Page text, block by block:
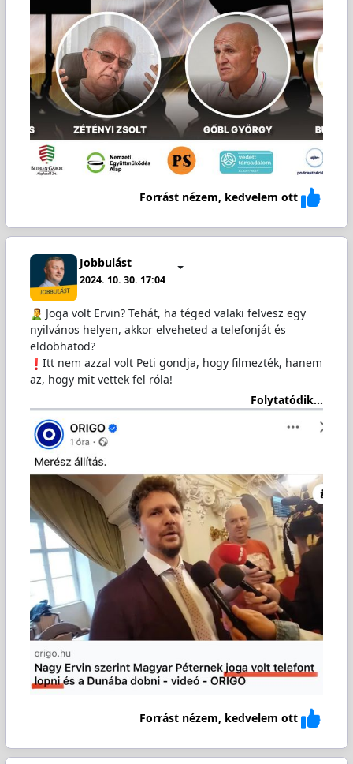
Forrást nézem, kedvelem ott
Jobbulást
2024. 10. 30. 17:04
️ Joga volt Ervin? Tehát, ha téged valaki felvesz egy
nyilvános helyen, akkor elveheted a telefonját és
eldobhatod?
️Itt nem azzal volt Peti gondja, hogy filmezték, hanem
az, hogy mit vettek fel róla!
Folytatódik...
Forrást nézem, kedvelem ott